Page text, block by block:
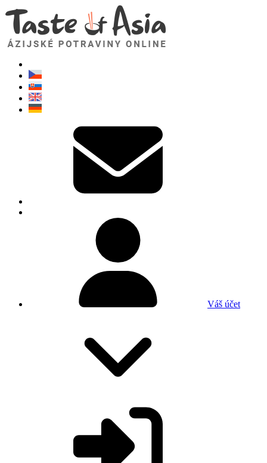
Váš účet
TasteOfAsia.sk
Neváhajte sa opýtať. Som tu pre vás!